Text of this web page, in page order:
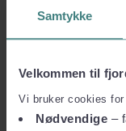
Samtykke
Velkommen til
Vi bruker cookies
Nødvendige –